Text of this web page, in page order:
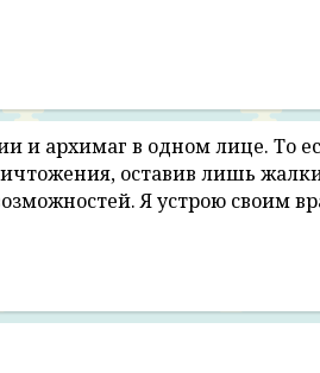
и архимаг в одном лице. То
оставив лишь
Я устрою своим